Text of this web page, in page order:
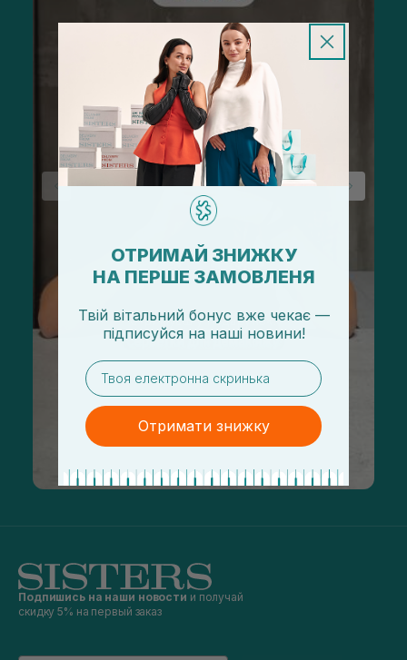
Подпишись на наши новости и получай
скидку 5% на первый заказ
ОТРИМАЙ ЗНИЖКУ
НА ПЕРШЕ ЗАМОВЛЕНЯ
Твій вітальний бонус вже чекає —
підписуйся на наші новини!
email
Отримати знижку